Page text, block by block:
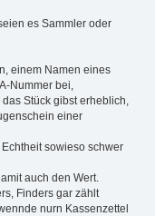
es Sammler oder
einem Namen eines
Nummer bei,
Stück gibst erheblich,
einer
sowieso schwer
auch den Wert.
Finders gar zählt
nurn Kassenzettel